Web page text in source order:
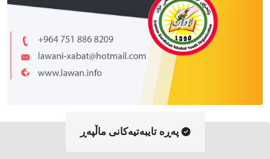
په‌ڕه‌ تایبه‌تیه‌کانی ماڵپه‌ڕ